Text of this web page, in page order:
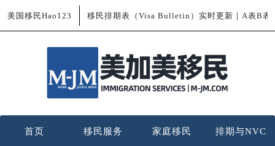
美国移民Hao123 移民排期表（Visa Bulletin）实时更新｜A表B表
首页 移民服务 家庭移民 排期与NVC